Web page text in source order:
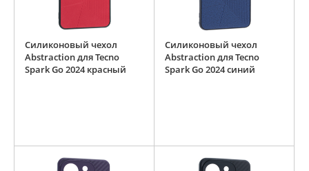
Силиконовый чехол
Abstraction для Tecno
Spark Go 2024 красный
Силиконовый чехол
Abstraction для Tecno
Spark Go 2024 синий